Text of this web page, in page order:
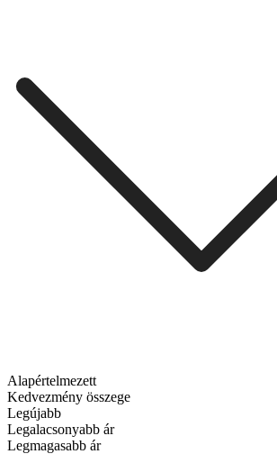
Alapértelmezett
Kedvezmény összege
Legújabb
Legalacsonyabb ár
Legmagasabb ár